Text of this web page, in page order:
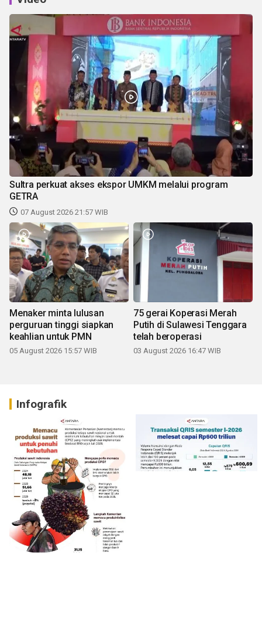
Sultra perkuat akses ekspor UMKM melalui program
GETRA
07 August 2026 21:57 WIB
Menaker minta lulusan
perguruan tinggi siapkan
keahlian untuk PMN
05 August 2026 15:57 WIB
75 gerai Koperasi Merah
Putih di Sulawesi Tenggara
telah beroperasi
03 August 2026 16:47 WIB
Infografik